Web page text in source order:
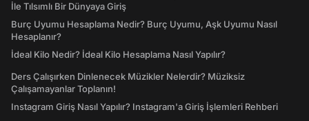
İle Tılsımlı Bir Dünyaya Giriş
Burç Uyumu Hesaplama Nedir? Burç Uyumu, Aşk Uyumu Nasıl
Hesaplanır?
İdeal Kilo Nedir? İdeal Kilo Hesaplama Nasıl Yapılır?
Ders Çalışırken Dinlenecek Müzikler Nelerdir? Müziksiz
Çalışamayanlar Toplanın!
Instagram Giriş Nasıl Yapılır? Instagram'a Giriş İşlemleri Rehberi